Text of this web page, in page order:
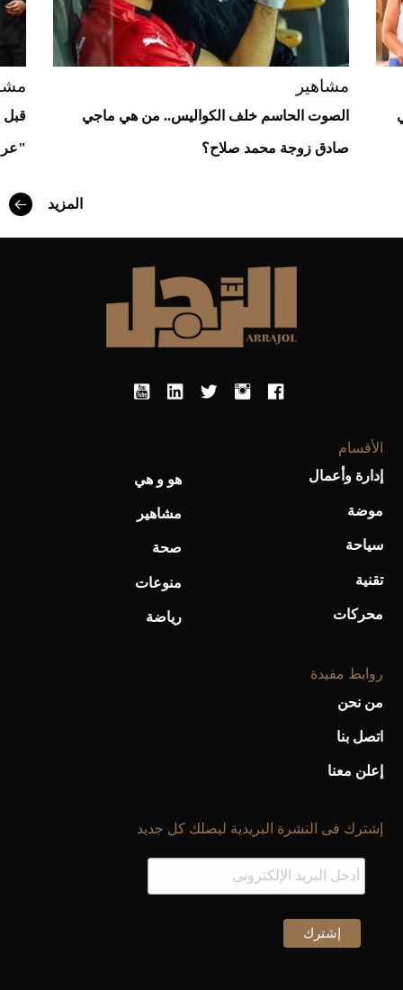
مشاهير
الصوت الحاسم خلف الكواليس.. من هي ماجي
صادق زوجة محمد صلاح؟
قبل
المزيد
الأقسام
إدارة وأعمال
موضة
سياحة
تقنية
محركات
هو و هي
مشاهير
صحة
منوعات
رياضة
روابط مفيدة
من نحن
اتصل بنا
إعلن معنا
إشترك فى النشرة البريدية ليصلك كل جديد